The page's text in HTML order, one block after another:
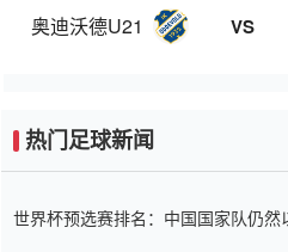
奥迪沃德U21 VS
热门足球新闻
世界杯预选赛排名：中国国家队仍然